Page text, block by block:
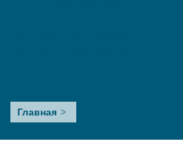
Internationaler
Weltflüchtlingstag
Главная